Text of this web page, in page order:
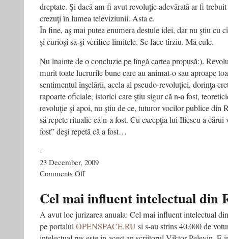
dreptate. Şi dacă am fi avut revoluţie adevărată ar fi
crezuţi în lumea televiziunii. Asta e.
În fine, aş mai putea enumera destule idei, dar nu ştiu cu
şi curioşi să-şi verifice limitele. Se face tîrziu. Mă culc.
Nu înainte de o concluzie pe lîngă cartea propusă:).
murit toate lucrurile bune care au animat-o sau aproape
sentimentul înşelării, acela al pseudo-revoluţiei, dorinţa
rapoarte oficiale, istorici care ştiu sigur că n-a fost,
revoluţie şi apoi, nu ştiu de ce, tuturor vocilor publice din
să repete ritualic că n-a fost. Cu excepţia lui Iliescu a cărui
fost” deşi repetă că a fost…
-
23 December, 2009
Comments Offon
la
Cum
am
distrus
Cel mai influent intelectual din
A avut loc jurizarea anuala: Cel mai influent intelectual
pe portalulOPENSPACE.RU si s-au strins 40.000 de